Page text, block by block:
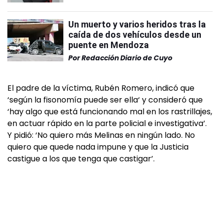
Un muerto y varios heridos tras la
caída de dos vehículos desde un
puente en Mendoza
PorRedacción Diario de Cuyo
El padre de la víctima, Rubén Romero, indicó que
‘según la fisonomía puede ser ella‘ y consideró que
‘hay algo que está funcionando mal en los rastrillajes,
en actuar rápido en la parte policial e investigativa’.
Y pidió: ‘No quiero más Melinas en ningún lado. No
quiero que quede nada impune y que la Justicia
castigue a los que tenga que castigar’.